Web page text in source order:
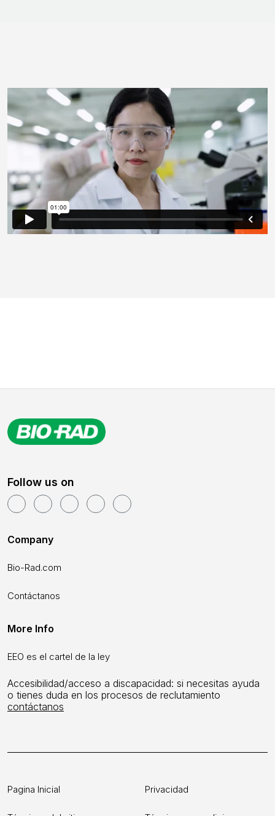
Follow us on
Company
Bio-Rad.com
Contáctanos
More Info
EEO es el cartel de la ley
Accesibilidad/acceso a discapacidad: si necesitas ayuda
o tienes duda en los procesos de reclutamiento
contáctanos
Pagina Inicial Privacidad